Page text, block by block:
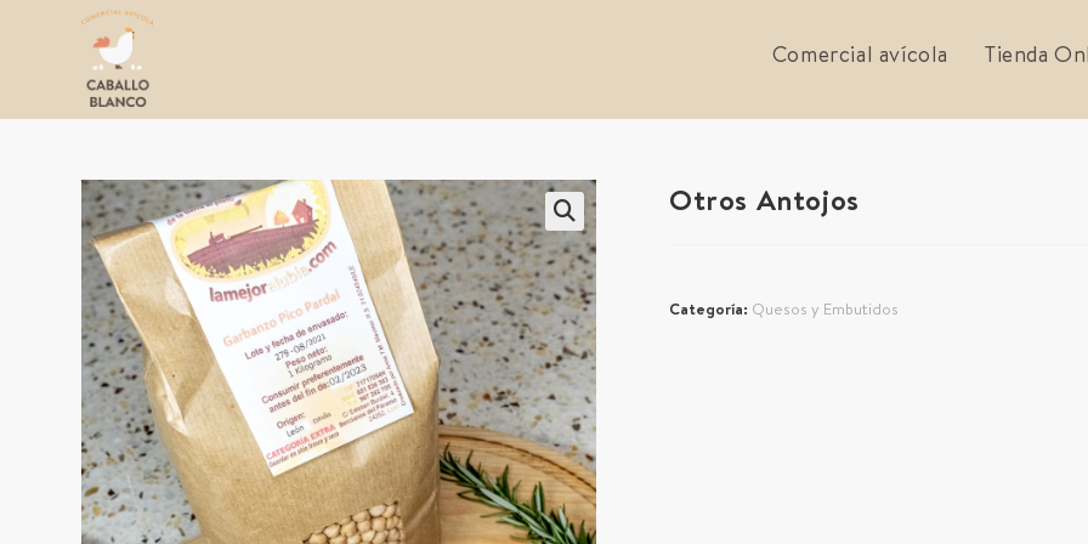
Comercial avícola Tienda
Otros Antojos
Categoría: Quesos y Embutidos